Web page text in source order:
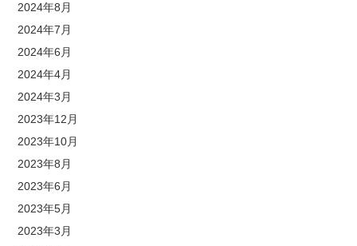
2024年8月
2024年7月
2024年6月
2024年4月
2024年3月
2023年12月
2023年10月
2023年8月
2023年6月
2023年5月
2023年3月